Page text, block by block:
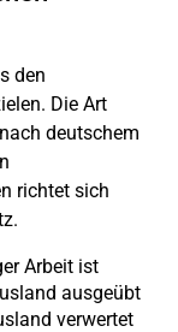
den
Die Art
deutschem
richtet sich
Arbeit ist
ausgeübt
verwertet